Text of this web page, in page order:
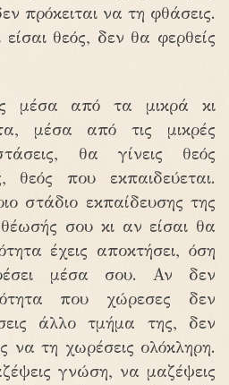
πρόκειται να τη φθάσεις.
είσαι θεός, δεν θα φερθείς
μέσα από τα μικρά κι
μέσα από τις μικρές
θα γίνεις θεός
θεός που εκπαιδεύεται.
στάδιο εκπαίδευσης της
θέωσής σου κι αν είσαι θα
έχεις αποκτήσει, όση
μέσα σου. Αν δεν
που χώρεσες δεν
άλλο τμήμα της, δεν
να τη χωρέσεις ολόκληρη.
γνώση, να μαζέψεις